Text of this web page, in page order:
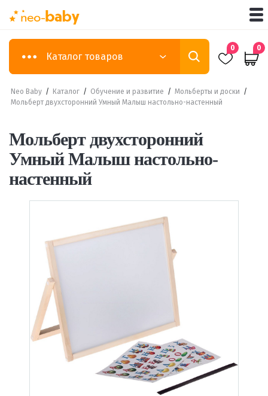
Каталог товаров
0 0
Neo Baby / Каталог / Обучение и развитие / Мольберты и доски /
Мольберт двухсторонний Умный Малыш настольно-настенный
Мольберт двухсторонний
Умный Малыш настольно-
настенный